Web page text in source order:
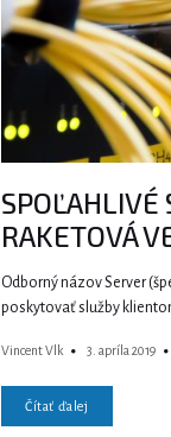
SPOĽAHLIVÉ
RAKETOVÁ
Odborný názov Server
poskytovať služby
Vincent Vlk 3. apríla 2019
Čítať ďalej